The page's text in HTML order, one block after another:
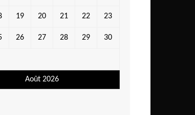
Août 2026
19 20 21 22 23
26 27 28 29 30